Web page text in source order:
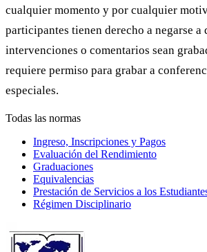
cualquier momento y por cualquier
participantes tienen derecho a negarse a
intervenciones o comentarios sean
requiere permiso para grabar a
especiales.
Todas las normas
Ingreso, Inscripciones y Pagos
Evaluación del Rendimiento
Graduaciones
Equivalencias
Prestación de Servicios a los
Régimen Disciplinario